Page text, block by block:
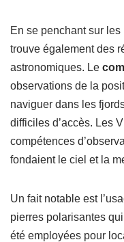
En se penchant sur
trouve également des
astronomiques. Le
observations de la
naviguer dans les
difficiles d’accès. Les
compétences
fondaient le ciel et la
Un fait notable est
pierres polarisantes
été employées pour